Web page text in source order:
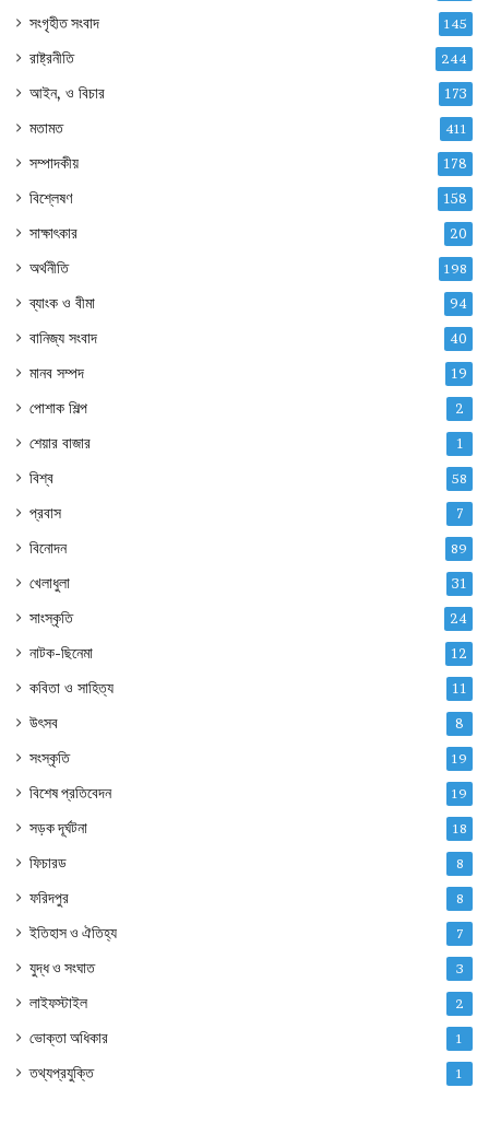
সংগৃহীত সংবাদ 145
রাষ্ট্রনীতি 244
আইন, ও বিচার 173
মতামত 411
সম্পাদকীয় 178
বিশ্লেষণ 158
সাক্ষাৎকার 20
অর্থনীতি 198
ব্যাংক ও বীমা 94
বানিজ্য সংবাদ 40
মানব সম্পদ 19
পোশাক শিল্প 2
শেয়ার বাজার 1
বিশ্ব 58
প্রবাস 7
বিনোদন 89
খেলাধুলা 31
সাংস্কৃতি 24
নাটক-ছিনেমা 12
কবিতা ও সাহিত্য 11
উৎসব 8
সংস্কৃতি 19
বিশেষ প্রতিবেদন 19
সড়ক দূর্ঘটনা 18
ফিচারড 8
ফরিদপুর 8
ইতিহাস ও ঐতিহ্য 7
যুদ্ধ ও সংঘাত 3
লাইফস্টাইল 2
ভোক্তা অধিকার 1
তথ্যপ্রযুক্তি 1